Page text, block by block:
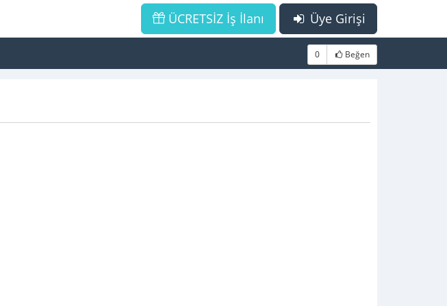
Üye Girişi
ÜCRETSİZ İş İlanı
0 Beğen